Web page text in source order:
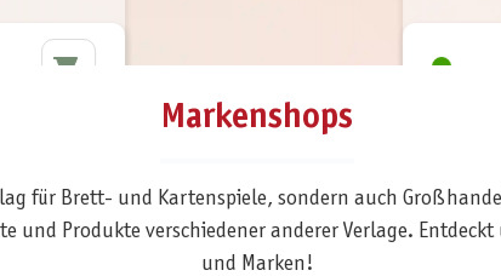
Markenshops
für Brett- und Kartenspiele, sondern auch
und Produkte verschiedener anderer Verlage.
und Marken!